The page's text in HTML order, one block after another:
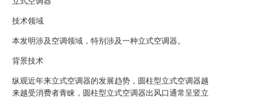
技术领域
本发明涉及空调领域，特别涉及一种立式空调器。
背景技术
纵观近年来立式空调器的发展趋势，圆柱型立式空调器越
来越受消费者青睐，圆柱型立式空调器出风口通常呈竖立